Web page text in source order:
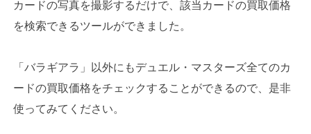
カードの写真を撮影するだけで、該当カードの買取価格
を検索できるツールができました。
「バラギアラ」以外にもデュエル・マスターズ全てのカ
ードの買取価格をチェックすることができるので、是非
使ってみてください。